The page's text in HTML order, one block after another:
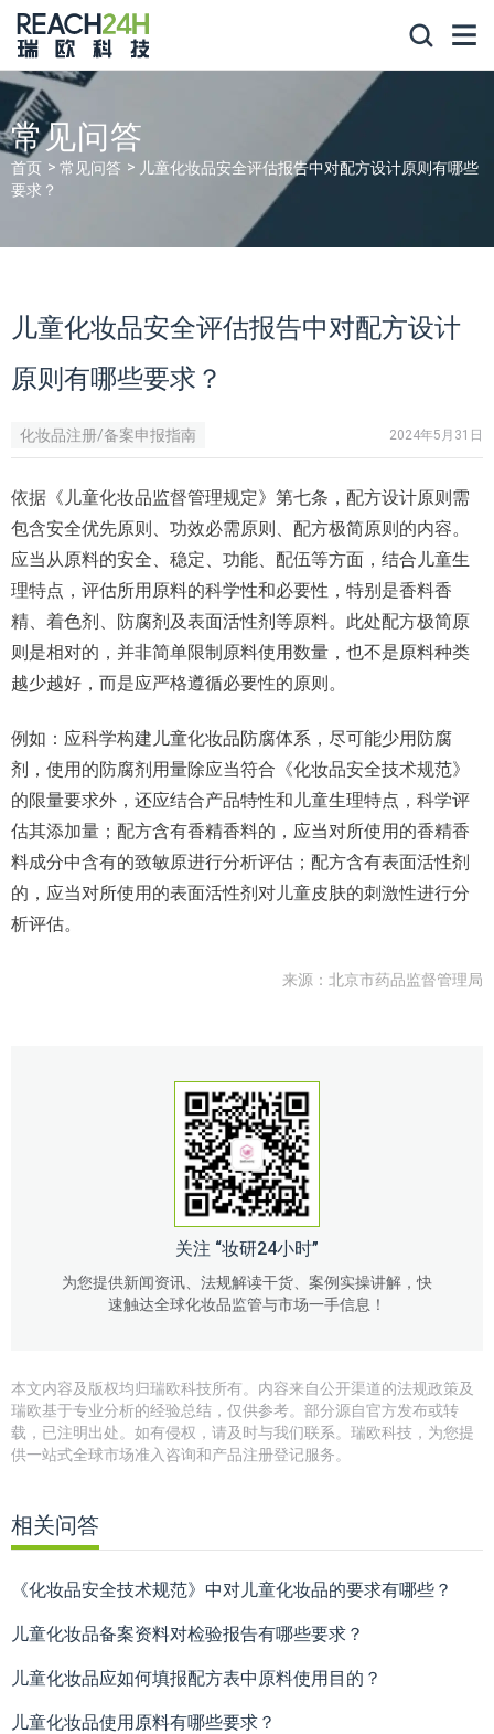
常见问答
首页 常见问答
儿童化妆品安全评估报告中对配方设计原则有哪些
要求？
儿童化妆品安全评估报告中对配方设计
原则有哪些要求？
化妆品注册/备案申报指南 2024年5月31日
依据《儿童化妆品监督管理规定》第七条，配方设计原则需
包含安全优先原则、功效必需原则、配方极简原则的内容。
应当从原料的安全、稳定、功能、配伍等方面，结合儿童生
理特点，评估所用原料的科学性和必要性，特别是香料香
精、着色剂、防腐剂及表面活性剂等原料。此处配方极简原
则是相对的，并非简单限制原料使用数量，也不是原料种类
越少越好，而是应严格遵循必要性的原则。
例如：应科学构建儿童化妆品防腐体系，尽可能少用防腐
剂，使用的防腐剂用量除应当符合《化妆品安全技术规范》
的限量要求外，还应结合产品特性和儿童生理特点，科学评
估其添加量；配方含有香精香料的，应当对所使用的香精香
料成分中含有的致敏原进行分析评估；配方含有表面活性剂
的，应当对所使用的表面活性剂对儿童皮肤的刺激性进行分
析评估。
来源：北京市药品监督管理局
关注 “妆研24小时”
为您提供新闻资讯、法规解读干货、案例实操讲解，快
速触达全球化妆品监管与市场一手信息！
本文内容及版权均归瑞欧科技所有。内容来自公开渠道的法规政策及
瑞欧基于专业分析的经验总结，仅供参考。部分源自官方发布或转
载，已注明出处。如有侵权，请及时与我们联系。瑞欧科技，为您提
供一站式全球市场准入咨询和产品注册登记服务。
相关问答
《化妆品安全技术规范》中对儿童化妆品的要求有哪些？
儿童化妆品备案资料对检验报告有哪些要求？
儿童化妆品应如何填报配方表中原料使用目的？
儿童化妆品使用原料有哪些要求？